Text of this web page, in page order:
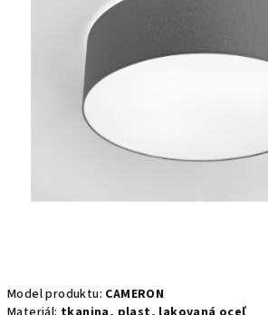
Model produktu: CAMERON
hviezdičiek.